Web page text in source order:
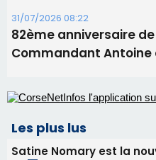
31/07/2026 08:22
82ème anniversaire
Commandant Antoine
Les plus lus
Satine Nomary est la